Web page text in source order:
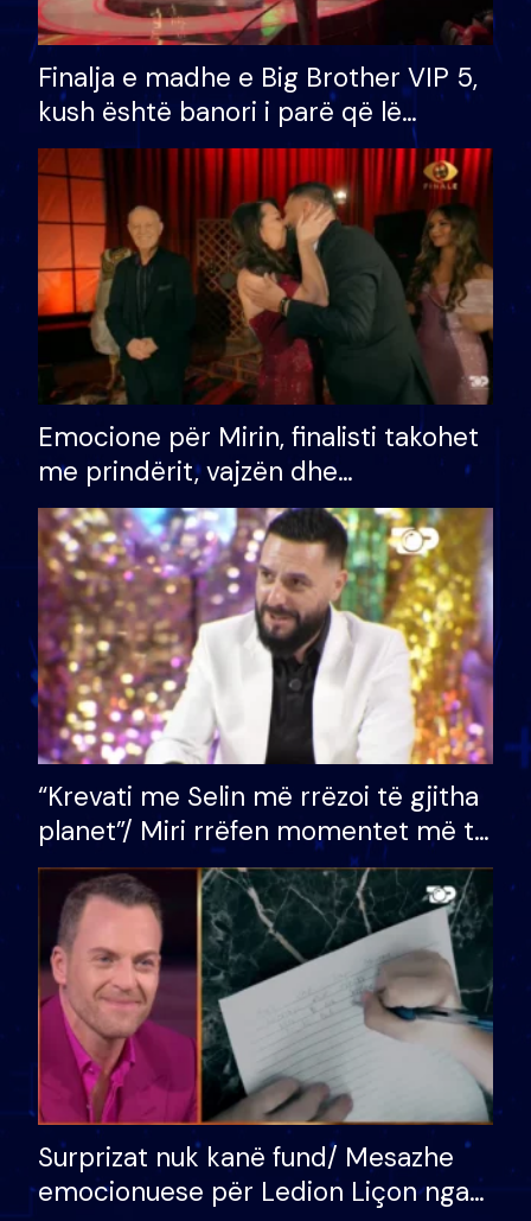
Finalja e madhe e Big Brother VIP 5,
kush është banori i parë që lë
shtëpinë dhe humb mundësinë për
të fituar çmimin e madh
Emocione për Mirin, finalisti takohet
me prindërit, vajzën dhe
bashkëshorten: S’kemi ndonjë letër
divorci apo jo?
“Krevati me Selin më rrëzoi të gjitha
planet”/ Miri rrëfen momentet më të
bukura në shtëpinë e BB VIP: Do më
mungojë zilja e mëngjesit kur…
Surprizat nuk kanë fund/ Mesazhe
emocionuese për Ledion Liçon nga